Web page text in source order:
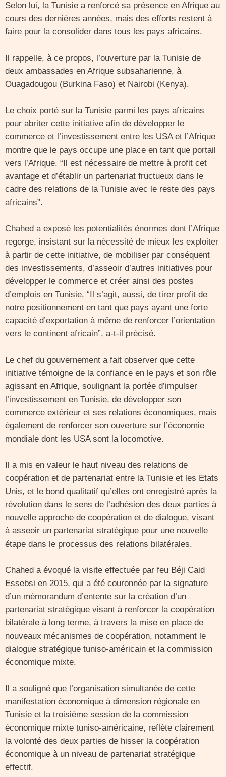
Selon lui, la Tunisie a renforcé sa présence en Afrique au
cours des dernières années, mais des efforts restent à
faire pour la consolider dans tous les pays africains.
Il rappelle, à ce propos, l’ouverture par la Tunisie de
deux ambassades en Afrique subsaharienne, à
Ouagadougou (Burkina Faso) et Nairobi (Kenya).
Le choix porté sur la Tunisie parmi les pays africains
pour abriter cette initiative afin de développer le
commerce et l’investissement entre les USA et l’Afrique
montre que le pays occupe une place en tant que portail
vers l’Afrique. “Il est nécessaire de mettre à profit cet
avantage et d’établir un partenariat fructueux dans le
cadre des relations de la Tunisie avec le reste des pays
africains”.
Chahed a exposé les potentialités énormes dont l’Afrique
regorge, insistant sur la nécessité de mieux les exploiter
à partir de cette initiative, de mobiliser par conséquent
des investissements, d’asseoir d’autres initiatives pour
développer le commerce et créer ainsi des postes
d’emplois en Tunisie. “Il s’agit, aussi, de tirer profit de
notre positionnement en tant que pays ayant une forte
capacité d’exportation à même de renforcer l’orientation
vers le continent africain”, a-t-il précisé.
Le chef du gouvernement a fait observer que cette
initiative témoigne de la confiance en le pays et son rôle
agissant en Afrique, soulignant la portée d’impulser
l’investissement en Tunisie, de développer son
commerce extérieur et ses relations économiques, mais
également de renforcer son ouverture sur l’économie
mondiale dont les USA sont la locomotive.
Il a mis en valeur le haut niveau des relations de
coopération et de partenariat entre la Tunisie et les Etats
Unis, et le bond qualitatif qu’elles ont enregistré après la
révolution dans le sens de l’adhésion des deux parties à
nouvelle approche de coopération et de dialogue, visant
à asseoir un partenariat stratégique pour une nouvelle
étape dans le processus des relations bilatérales.
Chahed a évoqué la visite effectuée par feu Béji Caid
Essebsi en 2015, qui a été couronnée par la signature
d’un mémorandum d’entente sur la création d’un
partenariat stratégique visant à renforcer la coopération
bilatérale à long terme, à travers la mise en place de
nouveaux mécanismes de coopération, notamment le
dialogue stratégique tuniso-américain et la commission
économique mixte.
Il a souligné que l’organisation simultanée de cette
manifestation économique à dimension régionale en
Tunisie et la troisième session de la commission
économique mixte tuniso-américaine, reflète clairement
la volonté des deux parties de hisser la coopération
économique à un niveau de partenariat stratégique
effectif.